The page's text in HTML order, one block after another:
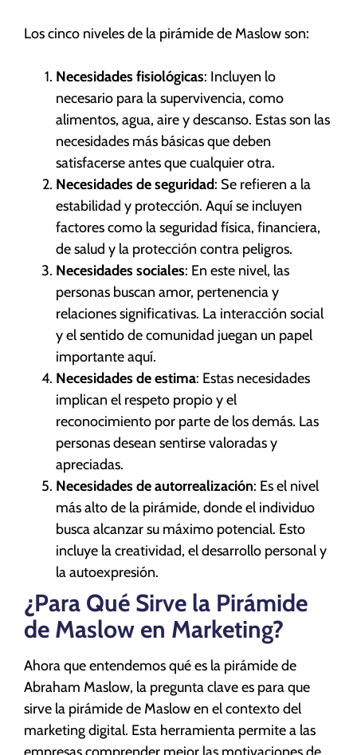
Los cinco niveles de la pirámide de Maslow son:
Necesidades fisiológicas: Incluyen lo
necesario para la supervivencia, como
alimentos, agua, aire y descanso. Estas son las
necesidades más básicas que deben
satisfacerse antes que cualquier otra.
Necesidades de seguridad: Se refieren a la
estabilidad y protección. Aquí se incluyen
factores como la seguridad física, financiera,
de salud y la protección contra peligros.
Necesidades sociales: En este nivel, las
personas buscan amor, pertenencia y
relaciones significativas. La interacción social
y el sentido de comunidad juegan un papel
importante aquí.
Necesidades de estima: Estas necesidades
implican el respeto propio y el
reconocimiento por parte de los demás. Las
personas desean sentirse valoradas y
apreciadas.
Necesidades de autorrealización: Es el nivel
más alto de la pirámide, donde el individuo
busca alcanzar su máximo potencial. Esto
incluye la creatividad, el desarrollo personal y
la autoexpresión.
¿Para Qué Sirve la Pirámide
de Maslow en Marketing?
Ahora que entendemos qué es la pirámide de
Abraham Maslow, la pregunta clave es para que
sirve la pirámide de Maslow en el contexto del
marketing digital. Esta herramienta permite a las
empresas comprender mejor las motivaciones de